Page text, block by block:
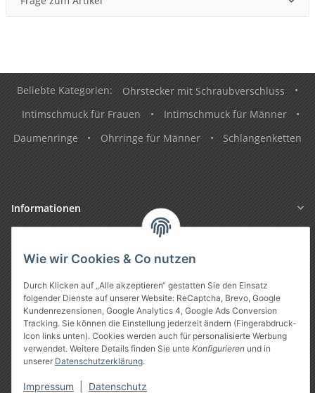
Wie wir Cookies & Co nutzen
Durch Klicken auf „Alle akzeptieren“ gestatten Sie den Einsatz
folgender Dienste auf unserer Website: ReCaptcha, Brevo, Google
Kundenrezensionen, Google Analytics 4, Google Ads Conversion
Tracking. Sie können die Einstellung jederzeit ändern (Fingerabdruck-
Icon links unten). Cookies werden auch für personalisierte Werbung
verwendet. Weitere Details finden Sie unte Konfigurieren und in
unserer Datenschutzerklärung.
Impressum Datenschutz
Beliebte Kategorien: Ohrstecker mit Schraubverschluss
•
Intimschmuck für Frauen
• Intimschmuck für Männer
•
Daumenringe
• Ohrringe für Männer • Schlangenketten
Informationen
Vertrag widerrufen